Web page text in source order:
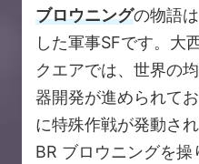
ブロウニングの物語
した軍事SFです。大
クエアでは、世界の
器開発が進められて
に特殊作戦が発動さ
BR ブロウニングを操